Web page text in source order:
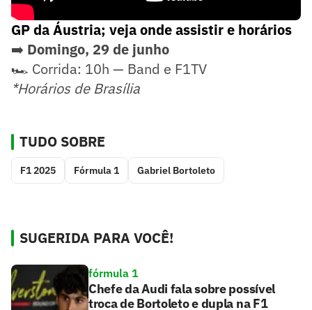
GP da Áustria; veja onde assistir e horários
➡️ Domingo, 29 de junho
🏎️ Corrida: 10h — Band e F1TV
*Horários de Brasília
TUDO SOBRE
F1 2025 Fórmula 1 Gabriel Bortoleto
SUGERIDA PARA VOCÊ!
fórmula 1
Chefe da Audi fala sobre possível
troca de Bortoleto e dupla na F1